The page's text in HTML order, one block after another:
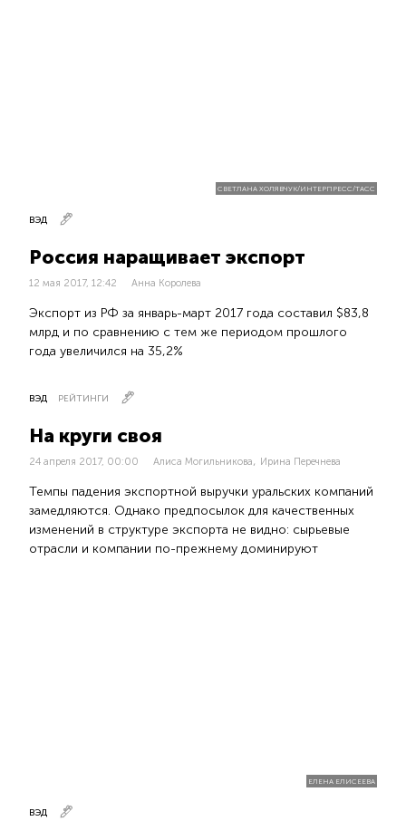
СВЕТЛАНА ХОЛЯВЧУК/ИНТЕРПРЕСС/ТАСС
ВЭД
Россия наращивает экспорт
12 мая 2017, 12:42 Анна Королева
Экспорт из РФ за январь-март 2017 года составил $83,8
млрд и по сравнению с тем же периодом прошлого
года увеличился на 35,2%
ВЭД РЕЙТИНГИ
На круги своя
24 апреля 2017, 00:00 Алиса Могильникова, Ирина Перечнева
Темпы падения экспортной выручки уральских компаний
замедляются. Однако предпосылок для качественных
изменений в структуре экспорта не видно: сырьевые
отрасли и компании по-прежнему доминируют
ЕЛЕНА ЕЛИСЕЕВА
ВЭД